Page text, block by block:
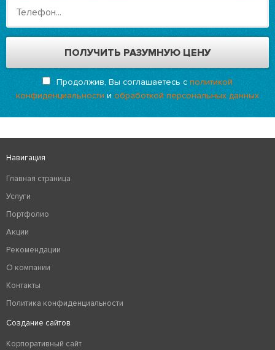
Продолжив, Вы соглашаетесь с политикой
конфиденциальности и обработкой персональных данных
Навигация
Главная страница
Услуги
Портфолио
Акции
Рекомендации
О компании
Контакты
Политика конфиденциальности
Создание сайтов
Корпоративный сайт